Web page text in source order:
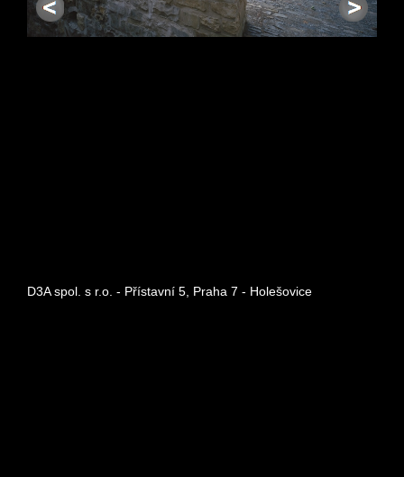
D3A spol. s r.o. - Přístavní 5, Praha 7 - Holešovice